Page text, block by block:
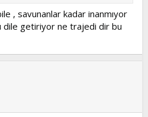
, savunanlar kadar inanmıyor
dile getiriyor ne trajedi dir bu